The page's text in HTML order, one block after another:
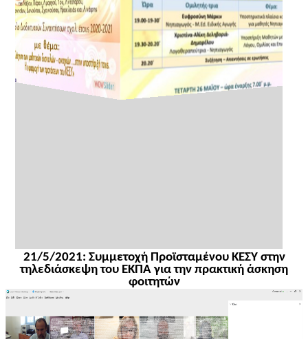
21/5/2021: Συμμετοχή Προϊσταμένου ΚΕΣΥ στην
τηλεδιάσκεψη του ΕΚΠΑ για την πρακτική άσκηση
φοιτητών